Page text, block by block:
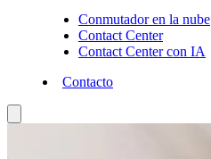
Conmutador en la nube
Contact Center
Contact Center con IA
Contacto